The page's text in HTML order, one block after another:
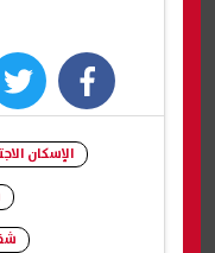
facebook
الإسكان